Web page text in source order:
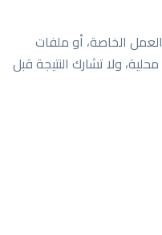
الخاصة، أو ملفات
ولا تشارك النتيجة قبل